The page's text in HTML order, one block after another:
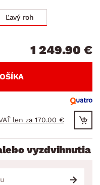
Ľavý roh
1 249.90 €
len za 170.00 €
vyzdvihnutia